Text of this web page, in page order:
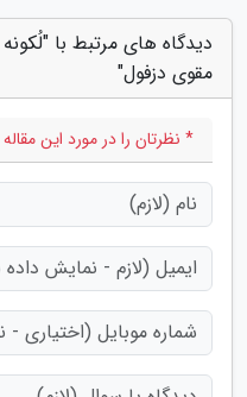
دیدگاه های مرتبط با
مقوی دزفول"
* نظرتان را در مورد این مقاله